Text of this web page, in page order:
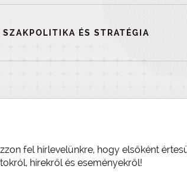
SZAKPOLITIKA ÉS STRATÉGIA
fel hírlevelünkre, hogy elsőként
hírekről és eseményekről!